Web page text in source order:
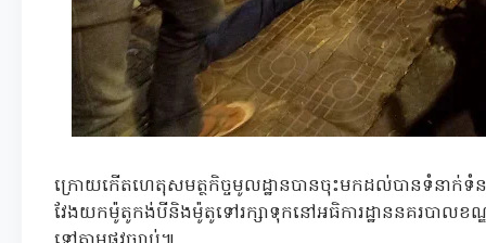
ក្រោយកើតហេតុសមត្ថកិច្ចមូលដ្ឋានបានចុះមកដល់បានទំនាក់ទំន
វែងយកម៉ូតូកង់បីនិងម៉ូតូទៅរក្សាទុកនៅអធិការដ្ឋាននគរបាលខណ្